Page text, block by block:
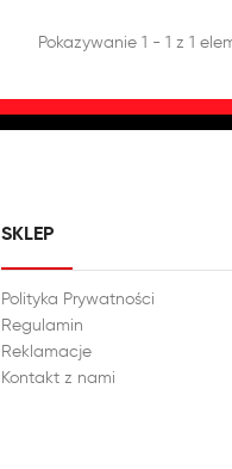
Pokazywanie 1 - 1 z 1
SKLEP
Polityka Prywatności
Regulamin
Reklamacje
Kontakt z nami